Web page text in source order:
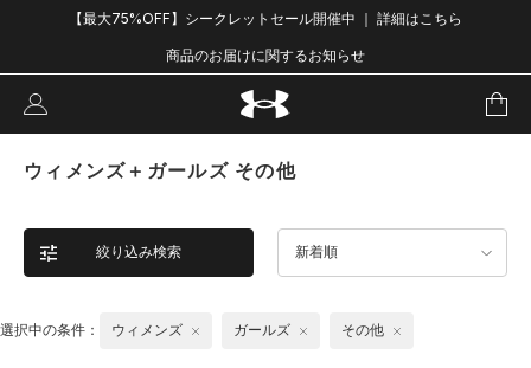
【最大75%OFF】シークレットセール開催中 ｜ 詳細はこちら
商品のお届けに関するお知らせ
ウィメンズ＋ガールズ その他
絞り込み検索 新着順
選択中の条件： ウィメンズ ガールズ その他